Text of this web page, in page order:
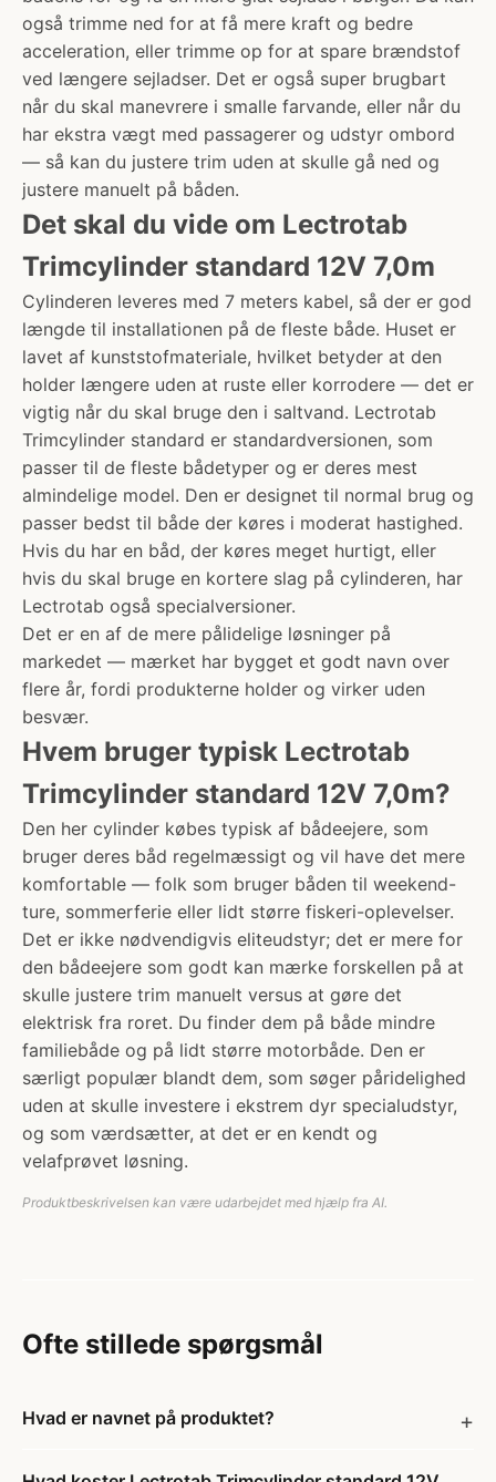
også trimme ned for at få mere kraft og bedre
acceleration, eller trimme op for at spare brændstof
ved længere sejladser. Det er også super brugbart
når du skal manevrere i smalle farvande, eller når du
har ekstra vægt med passagerer og udstyr ombord
— så kan du justere trim uden at skulle gå ned og
justere manuelt på båden.
Det skal du vide om Lectrotab
Trimcylinder standard 12V 7,0m
Cylinderen leveres med 7 meters kabel, så der er god
længde til installationen på de fleste både. Huset er
lavet af kunststofmateriale, hvilket betyder at den
holder længere uden at ruste eller korrodere — det er
vigtig når du skal bruge den i saltvand. Lectrotab
Trimcylinder standard er standardversionen, som
passer til de fleste bådetyper og er deres mest
almindelige model. Den er designet til normal brug og
passer bedst til både der køres i moderat hastighed.
Hvis du har en båd, der køres meget hurtigt, eller
hvis du skal bruge en kortere slag på cylinderen, har
Lectrotab også specialversioner.
Det er en af de mere pålidelige løsninger på
markedet — mærket har bygget et godt navn over
flere år, fordi produkterne holder og virker uden
besvær.
Hvem bruger typisk Lectrotab
Trimcylinder standard 12V 7,0m?
Den her cylinder købes typisk af bådeejere, som
bruger deres båd regelmæssigt og vil have det mere
komfortable — folk som bruger båden til weekend-
ture, sommerferie eller lidt større fiskeri-oplevelser.
Det er ikke nødvendigvis eliteudstyr; det er mere for
den bådeejere som godt kan mærke forskellen på at
skulle justere trim manuelt versus at gøre det
elektrisk fra roret. Du finder dem på både mindre
familiebåde og på lidt større motorbåde. Den er
særligt populær blandt dem, som søger påridelighed
uden at skulle investere i ekstrem dyr specialudstyr,
og som værdsætter, at det er en kendt og
velafprøvet løsning.
Produktbeskrivelsen kan være udarbejdet med hjælp fra AI.
Ofte stillede spørgsmål
Hvad er navnet på produktet?